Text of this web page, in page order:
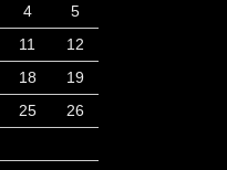
4
5
11
12
18
19
25
26